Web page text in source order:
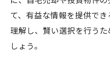
て、有益な情報を提供で
理解し、賢い選択を行う
しょう。